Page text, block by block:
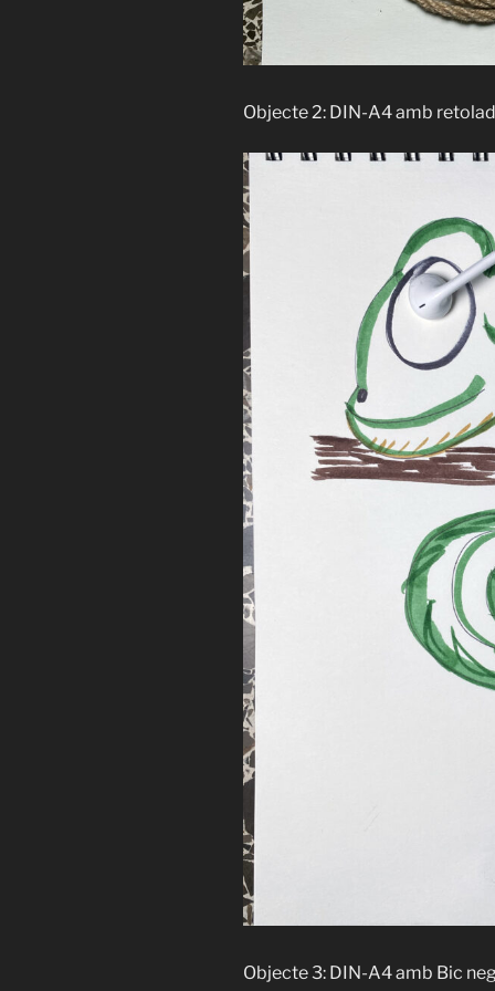
Objecte 2: DIN-A4 amb
Objecte 3: DIN-A4 amb Bic